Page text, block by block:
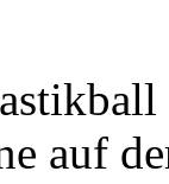
auf